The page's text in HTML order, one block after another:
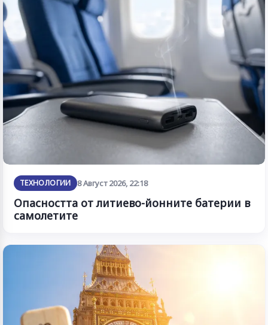
ТЕХНОЛОГИИ 8 Август 2026, 22:18
Опасността от литиево-йонните батерии в
самолетите